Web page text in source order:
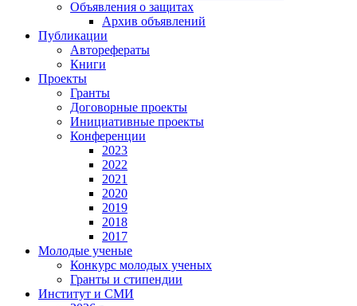
Объявления о защитах
Архив объявлений
Публикации
Авторефераты
Книги
Проекты
Гранты
Договорные проекты
Инициативные проекты
Конференции
2023
2022
2021
2020
2019
2018
2017
Молодые ученые
Конкурс молодых ученых
Гранты и стипендии
Институт и СМИ